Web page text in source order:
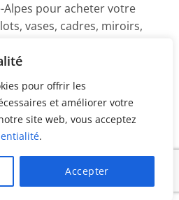
pour offrir les
et améliorer votre
site web, vous acceptez
.
Accepter
Alpes pour acheter votre
vases, cadres, miroirs,
AmericanMasterCard
Visa
©